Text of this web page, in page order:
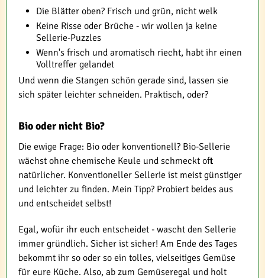
Die Blätter oben? Frisch und grün, nicht welk
Keine Risse oder Brüche - wir wollen ja keine
Sellerie-Puzzles
Wenn's frisch und aromatisch riecht, habt ihr einen
Volltreffer gelandet
Und wenn die Stangen schön gerade sind, lassen sie
sich später leichter schneiden. Praktisch, oder?
Bio oder nicht Bio?
Die ewige Frage: Bio oder konventionell? Bio-Sellerie
wächst ohne chemische Keule und schmeckt oft
natürlicher. Konventioneller Sellerie ist meist günstiger
und leichter zu finden. Mein Tipp? Probiert beides aus
und entscheidet selbst!
Egal, wofür ihr euch entscheidet - wascht den Sellerie
immer gründlich. Sicher ist sicher! Am Ende des Tages
bekommt ihr so oder so ein tolles, vielseitiges Gemüse
für eure Küche. Also, ab zum Gemüseregal und holt